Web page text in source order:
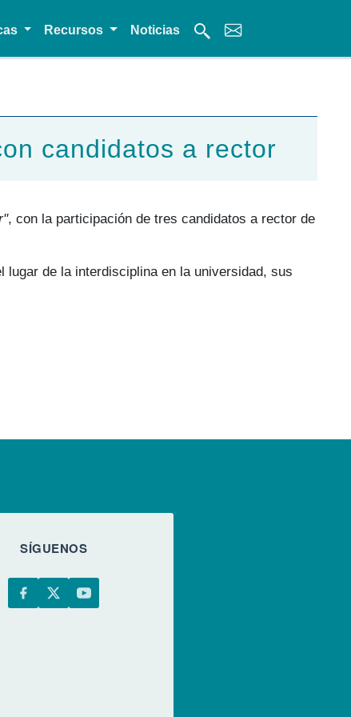
Recursos Noticias
candidatos a rector
, con la participación de tres candidatos a rector de
de la interdisciplina en la universidad, sus
SÍGUENOS